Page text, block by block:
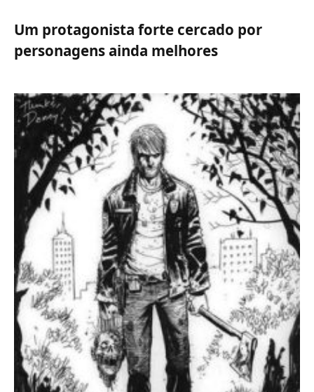
Um protagonista forte cercado por
personagens ainda melhores